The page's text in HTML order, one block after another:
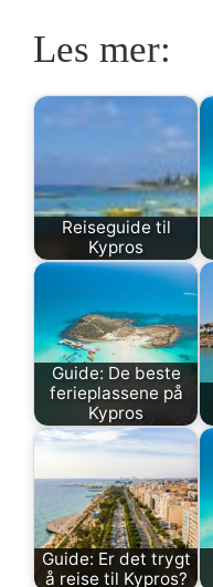
Les mer:
Reiseguide til
Kypros
Guide: De beste
ferieplassene på
Kypros
Guide: Er det trygt
å reise til Kypros?